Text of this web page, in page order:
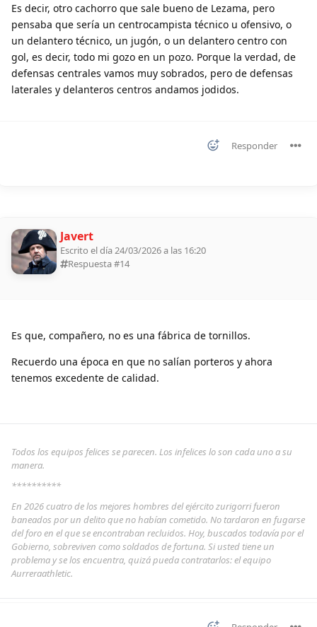
Es decir, otro cachorro que sale bueno de Lezama, pero
pensaba que sería un centrocampista técnico u ofensivo, o
un delantero técnico, un jugón, o un delantero centro con
gol, es decir, todo mi gozo en un pozo. Porque la verdad, de
defensas centrales vamos muy sobrados, pero de defensas
laterales y delanteros centros andamos jodidos.
Responder
Javert
Escrito el día 24/03/2026 a las 16:20
Respuesta #14
Es que, compañero, no es una fábrica de tornillos.
Recuerdo una época en que no salían porteros y ahora
tenemos excedente de calidad.
Todos los equipos felices se parecen. Los infelices lo son cada uno a su
manera.
**********
En 2026 cuatro de los mejores hombres del ejército zurigorri fueron
baneados por un delito que no habían cometido. No tardaron en fugarse
del foro en el que se encontraban recluidos. Hoy, buscados todavía por el
Gobierno, sobreviven como soldados de fortuna. Si usted tiene un
problema y se los encuentra, quizá pueda contratarlos: el equipo
Aurreraathletic.